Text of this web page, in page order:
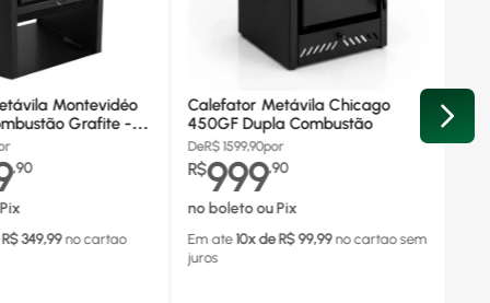
Montevidéo
Grafite -
,90
349,99 no cartao
Calefator Metávila Chicago
450GF Dupla Combustão
DeR$ 1599,90por
R$999,90
no boleto ou Pix
Em ate 10x de R$ 99,99 no cartaosem
juros